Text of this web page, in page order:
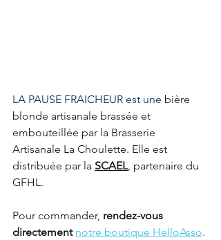
LA PAUSE FRAICHEUR est une bière
blonde artisanale brassée et
embouteillée par la Brasserie
Artisanale La Choulette. Elle est
distribuée par la SCAEL, partenaire du
GFHL.
Pour commander, rendez-vous
directement notre boutique HelloAsso.